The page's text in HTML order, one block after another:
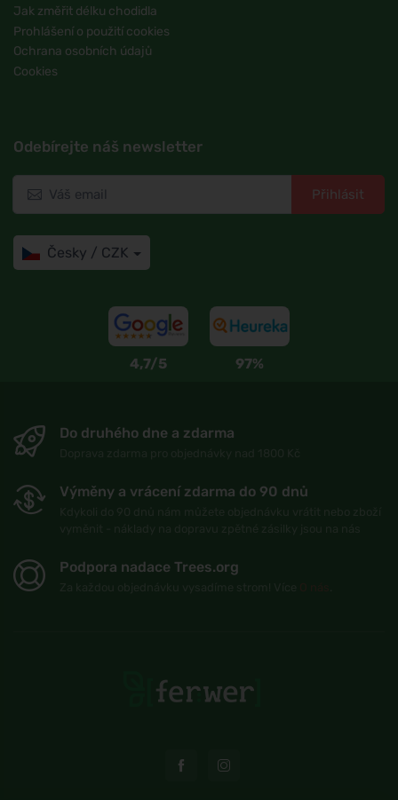
Jak změřit délku chodidla
Prohlášení o použití cookies
Ochrana osobních údajů
Cookies
Odebírejte náš newsletter
Přihlásit
Česky / CZK
4,7/5 97%
Do druhého dne a zdarma
Výměny a vrácení zdarma do 90 dnů
Podpora nadace Trees.org